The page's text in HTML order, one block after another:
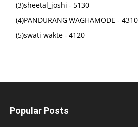
(3)sheetal_joshi - 5130
(4)PANDURANG WAGHAMODE - 4310
(5)swati wakte - 4120
Popular Posts